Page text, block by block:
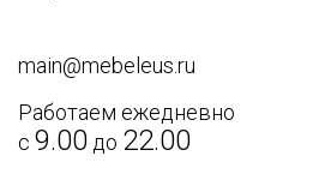
main@mebeleus.ru
Работаем ежедневно
с 9.00 до 22.00